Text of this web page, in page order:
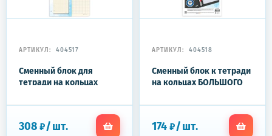
АРТИКУЛ: 404517
Сменный блок для
тетради на кольцах
120 л., BRAUBERG,
ПЛОТНОСТИ, кремовый,
308 ₽/шт.
АРТИКУЛ: 404518
Сменный блок к тетради
на кольцах БОЛЬШОГО
BRAUBERG, Белый,
174 ₽/шт.